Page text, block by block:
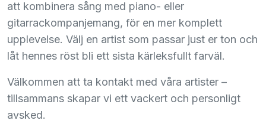
att kombinera sång med piano- eller
gitarrackompanjemang, för en mer komplett
upplevelse. Välj en artist som passar just er ton och
låt hennes röst bli ett sista kärleksfullt farväl.
Välkommen att ta kontakt med våra artister –
tillsammans skapar vi ett vackert och personligt
avsked.